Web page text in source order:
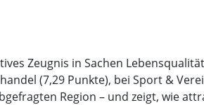
Zeugnis in Sachen
(7,29 Punkte), bei Sport &
Region – und zeigt, wie